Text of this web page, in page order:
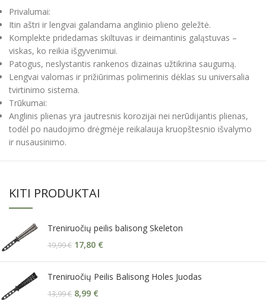
Privalumai:
Itin aštri ir lengvai galandama anglinio plieno geležtė.
Komplekte pridedamas skiltuvas ir deimantinis galąstuvas –
viskas, ko reikia išgyvenimui.
Patogus, neslystantis rankenos dizainas užtikrina saugumą.
Lengvai valomas ir prižiūrimas polimerinis dėklas su universalia
tvirtinimo sistema.
Trūkumai:
Anglinis plienas yra jautresnis korozijai nei nerūdijantis plienas,
todėl po naudojimo drėgmėje reikalauja kruopštesnio išvalymo
ir nusausinimo.
KITI PRODUKTAI
Treniruočių peilis balisong Skeleton
19,99€ 17,80 €
Treniruočių Peilis Balisong Holes Juodas
13,99€ 8,99 €